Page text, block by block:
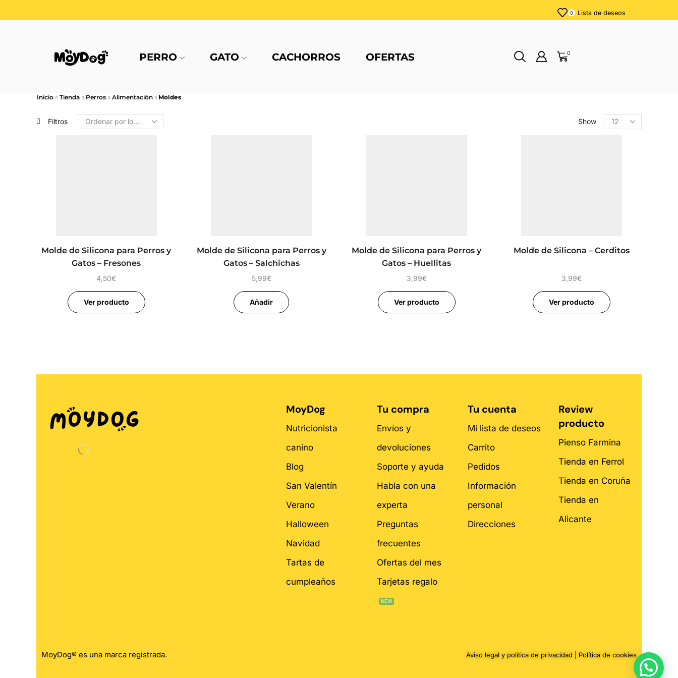
0 Lista de deseos
PERRO GATO CACHORROS OFERTAS 0
Inicio Tienda Perros Alimentación Moldes
Filtros Show
Molde de Silicona para Perros y
Gatos – Fresones
4,50€
Ver producto
Molde de Silicona para Perros y
Gatos – Salchichas
5,99€
Añadir
Molde de Silicona para Perros y
Gatos – Huellitas
3,99€
Ver producto
Molde de Silicona – Cerditos
3,99€
Ver producto
MoyDog
Nutricionista
canino
Blog
San Valentín
Verano
Halloween
Navidad
Tartas de
cumpleaños
Tu compra
Envíos y
devoluciones
Soporte y ayuda
Habla con una
experta
Preguntas
frecuentes
Ofertas del mes
Tarjetas regalo
NEW
Tu cuenta
Mi lista de deseos
Carrito
Pedidos
Información
personal
Direcciones
Review
producto
Pienso Farmina
Tienda en Ferrol
Tienda en Coruña
Tienda en
Alicante
MoyDog® es una marca registrada. Aviso legal y política de privacidad Política de cookies